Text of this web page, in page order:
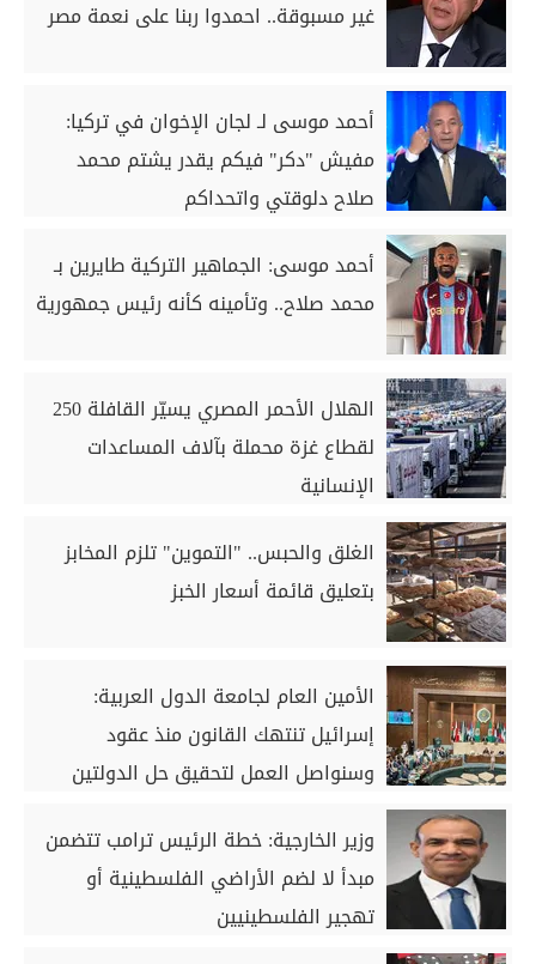
غير مسبوقة.. احمدوا ربنا على نعمة مصر
أحمد موسى لـ لجان الإخوان في تركيا:
مفيش "دكر" فيكم يقدر يشتم محمد
صلاح دلوقتي واتحداكم
أحمد موسى: الجماهير التركية طايرين بـ
محمد صلاح.. وتأمينه كأنه رئيس جمهورية
الهلال الأحمر المصري يسيّر القافلة 250
لقطاع غزة محملة بآلاف المساعدات
الإنسانية
الغلق والحبس.. "التموين" تلزم المخابز
بتعليق قائمة أسعار الخبز
الأمين العام لجامعة الدول العربية:
إسرائيل تنتهك القانون منذ عقود
وسنواصل العمل لتحقيق حل الدولتين
وزير الخارجية: خطة الرئيس ترامب تتضمن
مبدأ لا لضم الأراضي الفلسطينية أو
تهجير الفلسطينيين